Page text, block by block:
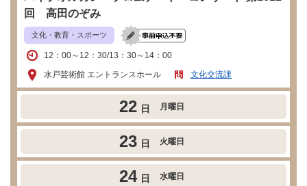
回 高田のぞみ
文化・教育・スポーツ
12：00～12：30/13：30～14：00
水戸芸術館 エントランスホール
文化交流課
22 日 月曜日
23 日 火曜日
24 日 水曜日